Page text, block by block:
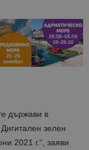
държави в
зелен
2021 г.“, заяви